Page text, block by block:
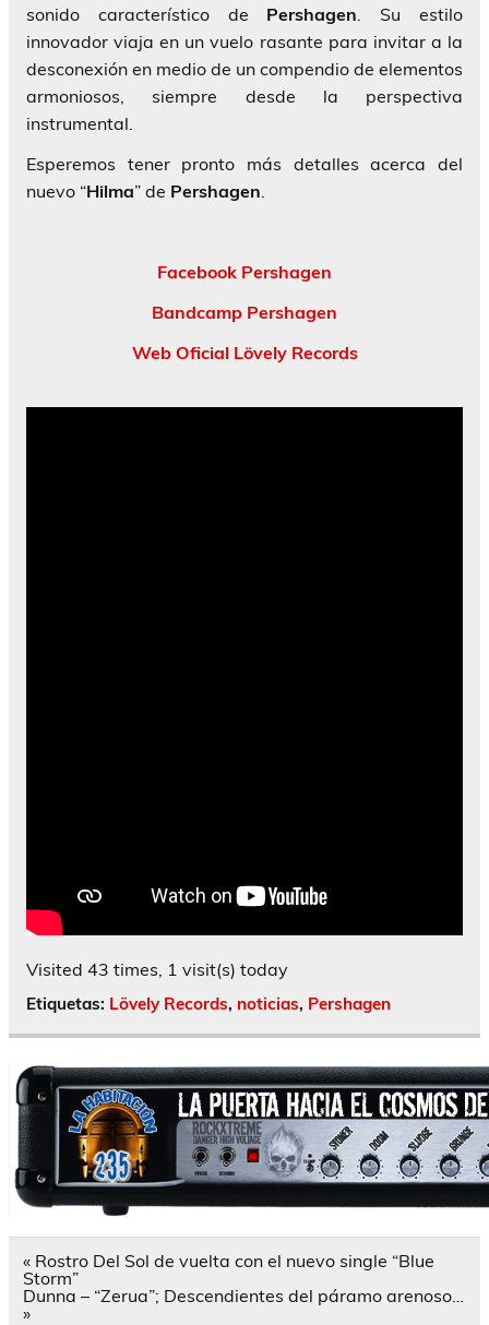
sonido característico de Pershagen. Su estilo
innovador viaja en un vuelo rasante para invitar a la
desconexión en medio de un compendio de elementos
armoniosos, siempre desde la perspectiva
instrumental.
Esperemos tener pronto más detalles acerca del
nuevo “Hilma” de Pershagen.
Facebook Pershagen
Bandcamp Pershagen
Web Oficial Lövely Records
Visited 43 times, 1 visit(s) today
Etiquetas: Lövely Records, noticias, Pershagen
Navegación
de
entradas
« Rostro Del Sol de vuelta con el nuevo single “Blue
Storm”
Dunna – “Zerua”; Descendientes del páramo arenoso…
»